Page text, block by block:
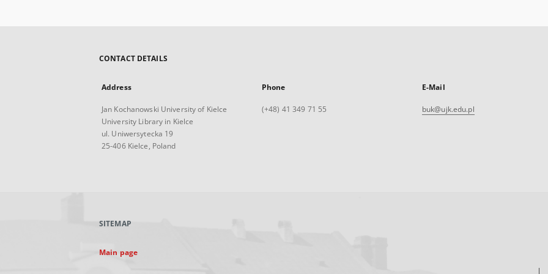
CONTACT DETAILS
Address
Jan Kochanowski University of Kielce
University Library in Kielce
ul. Uniwersytecka 19
25-406 Kielce, Poland
Phone
(+48) 41 349 71 55
E-Mail
buk@ujk.edu.pl
SITEMAP
Main page